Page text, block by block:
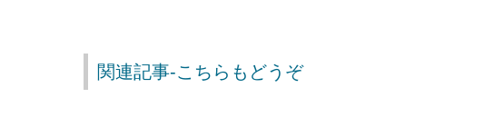
関連記事-こちらもどうぞ